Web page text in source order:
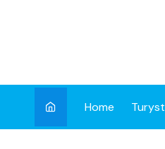
Home